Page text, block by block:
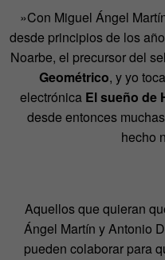
»Con Miguel Ángel
desde principios de los
Noarbe, el precursor del
Geométrico, y yo
electrónica El sueño de
desde entonces
hecho
Aquellos que quieran
Ángel Martín y Antonio
pueden colaborar para